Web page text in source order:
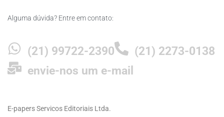
Alguma dúvida? Entre em contato:
(21) 99722-2390
(21) 2273-0138
envie-nos um e-mail
E-papers Servicos Editoriais Ltda.